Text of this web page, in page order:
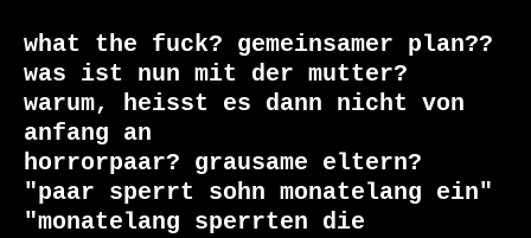
what the fuck? gemeinsamer plan??
was ist nun mit der mutter?
warum, heisst es dann nicht von
anfang an
horrorpaar? grausame eltern?
"paar sperrt sohn monatelang ein"
"monatelang sperrten die